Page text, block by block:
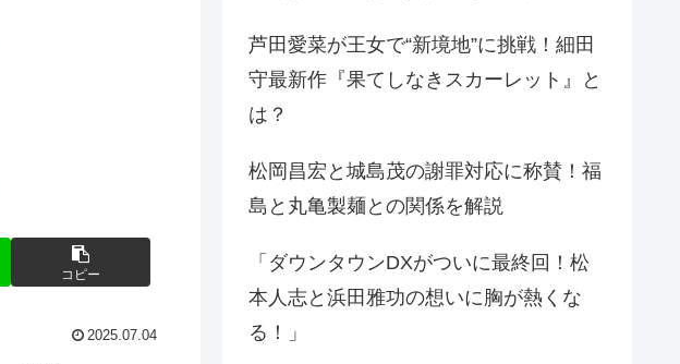
コピー
2025.07.04
芦田愛菜が王女で“新境地”に挑戦！細田
守最新作『果てしなきスカーレット』と
は？
松岡昌宏と城島茂の謝罪対応に称賛！福
島と丸亀製麺との関係を解説
「ダウンタウンDXがついに最終回！松
本人志と浜田雅功の想いに胸が熱くな
る！」